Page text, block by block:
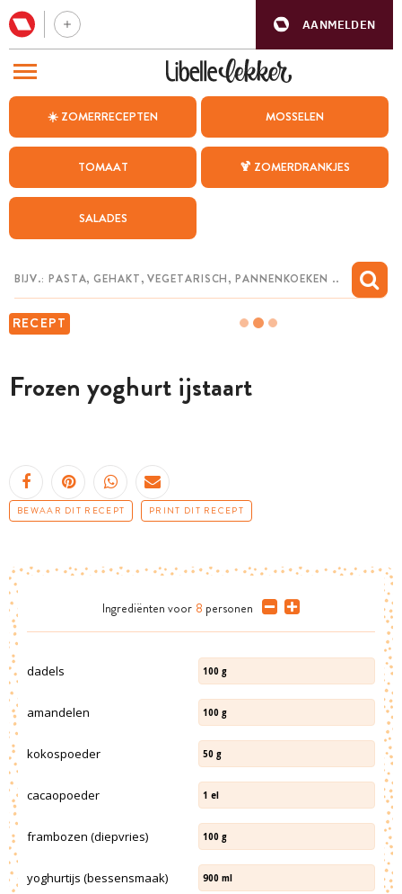
AANMELDEN
☀️ ZOMERRECEPTEN MOSSELEN
TOMAAT 🍹 ZOMERDRANKJES
SALADES
RECEPT
Frozen yoghurt ijstaart
BEWAAR DIT RECEPT PRINT DIT RECEPT
Ingrediënten voor 8 personen
dadels 100 g
amandelen 100 g
kokospoeder 50 g
cacaopoeder 1 el
frambozen (diepvries) 100 g
yoghurtijs (bessensmaak) 900 ml
BEZOEK ONZE ANDERE WEBSITES
WEEKMENU
CHAT MET MAIA
MIJN BEWAARDE RECEPTEN